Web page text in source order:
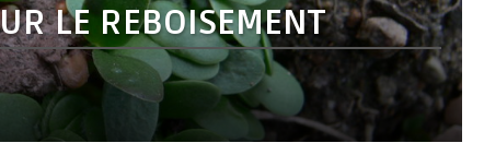
LE REBOISEMENT